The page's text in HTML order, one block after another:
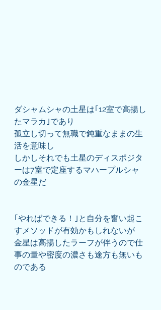
ダシャムシャの土星は｢12室で高揚し
たマラカ｣であり
孤立し切って無職で鈍重なままの生
活を意味し
しかしそれでも土星のディスポジタ
ーは7室で定座するマハープルシャ
の金星だ
｢やればできる！｣と自分を奮い起こ
すメソッドが有効かもしれないが
金星は高揚したラーフが伴うので仕
事の量や密度の濃さも途方も無いも
のである